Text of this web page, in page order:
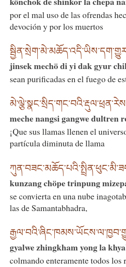
por el mal uso de las ofrendas
devoción y por los muertos
jinsek mechö di yi dak gyur
sean purificadas en el fuego de
meche nangsi gangwe dultren
¡Que sus llamas llenen el
partícula diminuta de llama
kunzang chöpe trinpung
se convierta en una nube
las de Samantabhadra,
gyalwe zhingkham yong la
colmando enteramente todos los